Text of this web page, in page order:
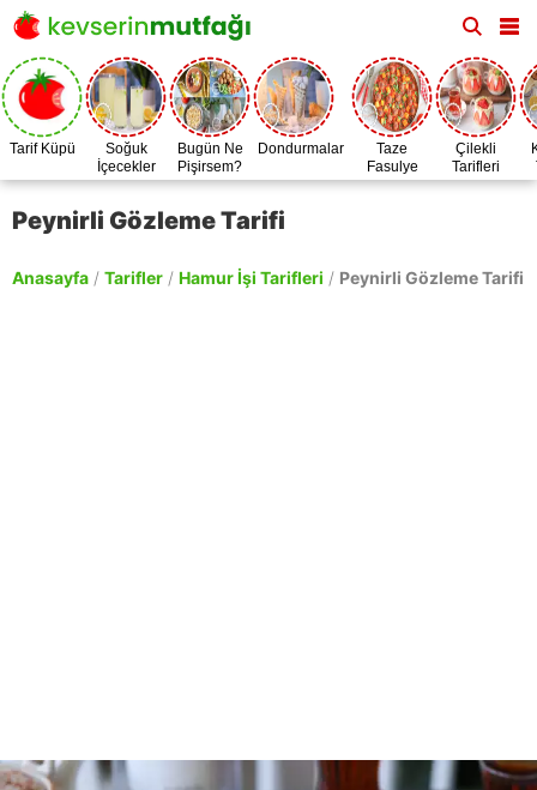
Tarif Küpü
Soğuk
İçecekler
Bugün Ne
Pişirsem?
Dondurmalar
Taze
Fasulye
Zamanı
Çilekli
Tarifleri
Peynirli Gözleme Tarifi
Anasayfa / Tarifler / Hamur İşi Tarifleri / Peynirli Gözleme Tarifi